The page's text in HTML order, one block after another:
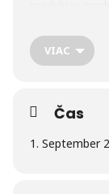
účely. 17:00 –
priblíži
VIAC
Čas
1. September